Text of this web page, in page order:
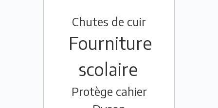
Chutes de cuir
Fourniture
scolaire
Protège cahier